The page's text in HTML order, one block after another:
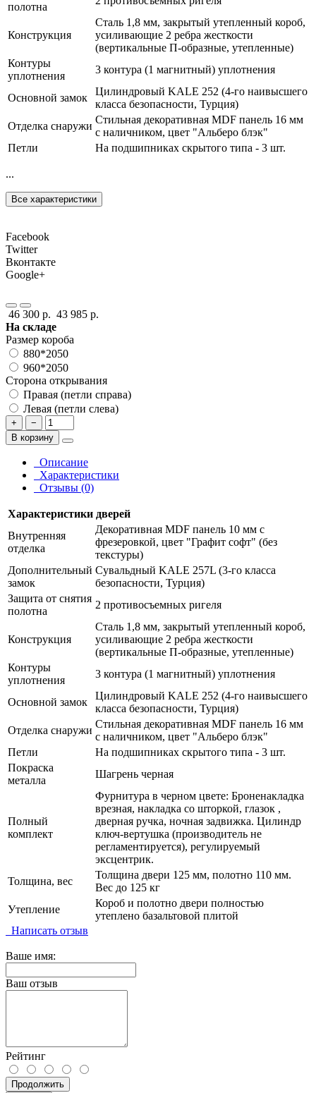
полотна
Конструкция
Сталь 1,8 мм, закрытый утепленный короб,
усиливающие 2 ребра жесткости
(вертикальные П-образные, утепленные)
Контуры
уплотнения
3 контура (1 магнитный) уплотнения
Основной замок
Цилиндровый KALE 252 (4-го наивысшего
класса безопасности, Турция)
Отделка снаружи
Стильная декоративная MDF панель 16 мм
с наличником, цвет "Альберо блэк"
Петли
На подшипниках скрытого типа - 3 шт.
...
Все характеристики
Facebook
Twitter
Вконтакте
Google+
46 300 р. 43 985 р.
На складе
Размер короба
880*2050
960*2050
Сторона открывания
Правая (петли справа)
Левая (петли слева)
+
−
В корзину
Описание
Характеристики
Отзывы (0)
Характеристики дверей
Внутренняя
отделка
Декоративная MDF панель 10 мм с
фрезеровкой, цвет "Графит софт" (без
текстуры)
Дополнительный
замок
Сувальдный KALE 257L (3-го класса
безопасности, Турция)
Защита от снятия
полотна
2 противосъемных ригеля
Конструкция
Сталь 1,8 мм, закрытый утепленный короб,
усиливающие 2 ребра жесткости
(вертикальные П-образные, утепленные)
Контуры
уплотнения
3 контура (1 магнитный) уплотнения
Основной замок
Цилиндровый KALE 252 (4-го наивысшего
класса безопасности, Турция)
Отделка снаружи
Стильная декоративная MDF панель 16 мм
с наличником, цвет "Альберо блэк"
Петли
На подшипниках скрытого типа - 3 шт.
Покраска
металла
Шагрень черная
Полный
комплект
Фурнитура в черном цвете: Броненакладка
врезная, накладка со шторкой, глазок ,
дверная ручка, ночная задвижка. Цилиндр
ключ-вертушка (производитель не
регламентируется), регулируемый
эксцентрик.
Толщина, вес
Толщина двери 125 мм, полотно 110 мм.
Вес до 125 кг
Утепление
Короб и полотно двери полностью
утеплено базальтовой плитой
Написать отзыв
Ваше имя:
Ваш отзыв
Рейтинг
Продолжить